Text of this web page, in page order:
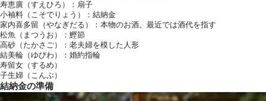
寿恵廣（すえひろ）：扇子
小袖料（こそでりょう）：結納金
家内喜多留（やなぎだる）：本物のお酒。最近では酒代を指す
松魚（まつうお）：鰹節
高砂（たかさご）：老夫婦を模した人形
結美輪（ゆびわ）：婚約指輪
寿留女（するめ）
子生婦（こんぶ）
結納金の準備